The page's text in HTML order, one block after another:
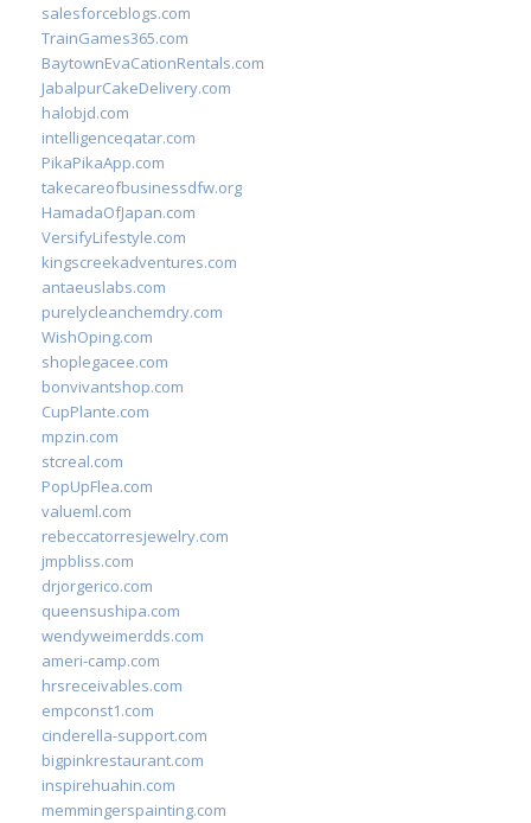
salesforceblogs.com
TrainGames365.com
BaytownEvaCationRentals.com
JabalpurCakeDelivery.com
halobjd.com
intelligenceqatar.com
PikaPikaApp.com
takecareofbusinessdfw.org
HamadaOfJapan.com
VersifyLifestyle.com
kingscreekadventures.com
antaeuslabs.com
purelycleanchemdry.com
WishOping.com
shoplegacee.com
bonvivantshop.com
CupPlante.com
mpzin.com
stcreal.com
PopUpFlea.com
valueml.com
rebeccatorresjewelry.com
jmpbliss.com
drjorgerico.com
queensushipa.com
wendyweimerdds.com
ameri-camp.com
hrsreceivables.com
empconst1.com
cinderella-support.com
bigpinkrestaurant.com
inspirehuahin.com
memmingerspainting.com